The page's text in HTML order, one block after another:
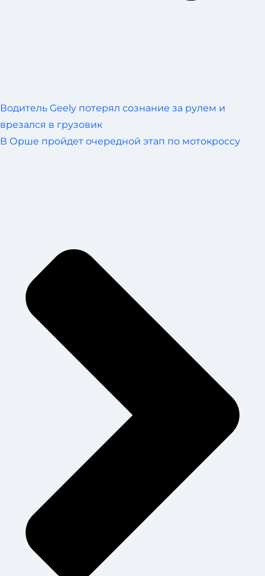
Водитель Geely потерял сознание за рулем и
врезался в грузовик
В Орше пройдет очередной этап по мотокроссу